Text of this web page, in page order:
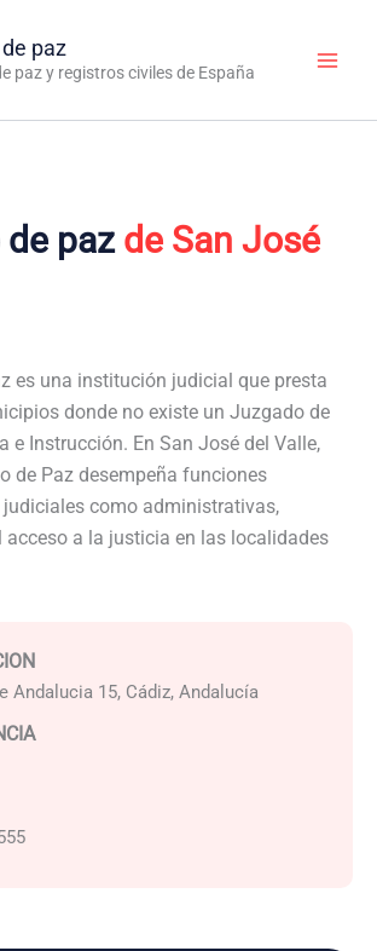
paz
paz y registros civiles de España
paz de San José
es una institución judicial que presta
donde no existe un Juzgado de
e Instrucción. En San José del Valle,
de Paz desempeña funciones
como administrativas,
acceso a la justicia en las localidades
Andalucia 15, Cádiz, Andalucía